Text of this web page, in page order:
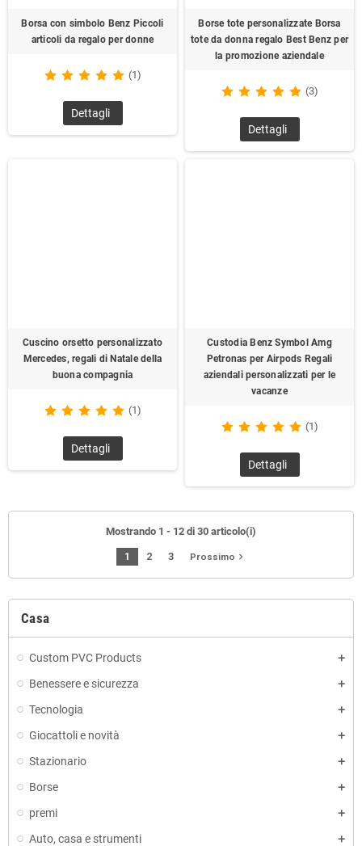
Casa
Custom PVC Products
Benessere e sicurezza
Tecnologia
Giocattoli e novità
Stazionario
Borse
premi
Auto, casa e strumenti
Borsa con simbolo Benz Piccoli
articoli da regalo per donne
(1)
Dettagli
Borse tote personalizzate Borsa
tote da donna regalo Best Benz per
la promozione aziendale
(3)
Dettagli
Cuscino orsetto personalizzato
Mercedes, regali di Natale della
buona compagnia
(1)
Dettagli
Custodia Benz Symbol Amg
Petronas per Airpods Regali
aziendali personalizzati per le
vacanze
(1)
Dettagli
Mostrando 1 - 12 di 30 articolo(i)
1 2 3 Prossimo navigate_next